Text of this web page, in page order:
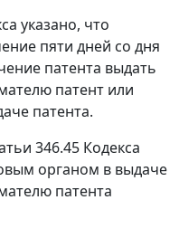
указано, что
пяти дней со дня
патента выдать
патент или
патента.
346.45 Кодекса
органом в выдаче
патента